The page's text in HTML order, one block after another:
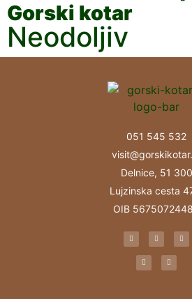
Gorski kotar
Neodoljiv
051 545 532
Delnice, 51 300
Lujzinska cesta
OIB